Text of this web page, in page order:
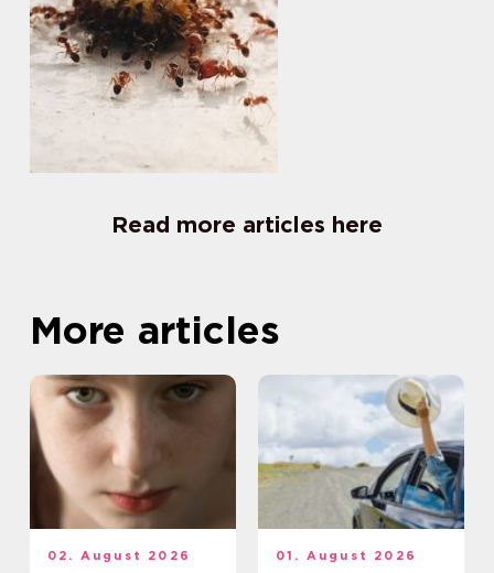
Read more articles here
More articles
02. August 2026 01. August 2026